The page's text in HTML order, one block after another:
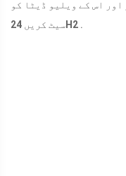
اور اس کے ویلیو ڈیٹا کو
سیٹ کریں24H2 .